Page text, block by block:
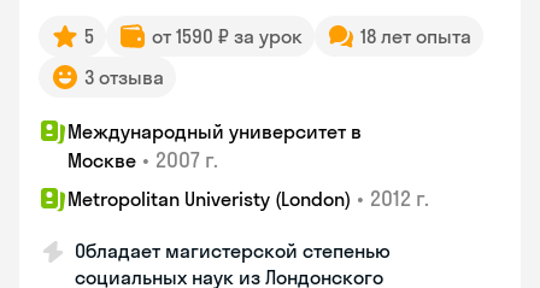
5 от 1590 ₽ за урок
18 лет опыта
3 отзыва
Международный университет в
Москве • 2007 г.
Metropolitan Univeristy (London) • 2012 г.
Обладает магистерской степенью
социальных наук из Лондонского